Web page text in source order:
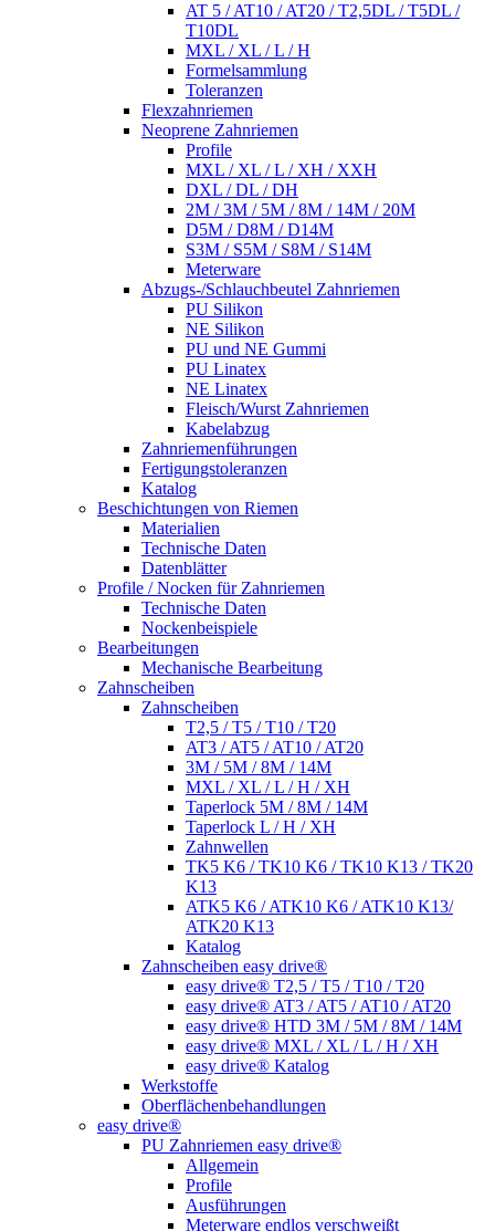
AT 5 / AT10 / AT20 / T2,5DL / T5DL /
T10DL
MXL / XL / L / H
Formelsammlung
Toleranzen
Flexzahnriemen
Neoprene Zahnriemen
Profile
MXL / XL / L / XH / XXH
DXL / DL / DH
2M / 3M / 5M / 8M / 14M / 20M
D5M / D8M / D14M
S3M / S5M / S8M / S14M
Meterware
Abzugs-/Schlauchbeutel Zahnriemen
PU Silikon
NE Silikon
PU und NE Gummi
PU Linatex
NE Linatex
Fleisch/Wurst Zahnriemen
Kabelabzug
Zahnriemenführungen
Fertigungstoleranzen
Katalog
Beschichtungen von Riemen
Materialien
Technische Daten
Datenblätter
Profile / Nocken für Zahnriemen
Technische Daten
Nockenbeispiele
Bearbeitungen
Mechanische Bearbeitung
Zahnscheiben
Zahnscheiben
T2,5 / T5 / T10 / T20
AT3 / AT5 / AT10 / AT20
3M / 5M / 8M / 14M
MXL / XL / L / H / XH
Taperlock 5M / 8M / 14M
Taperlock L / H / XH
Zahnwellen
TK5 K6 / TK10 K6 / TK10 K13 / TK20
K13
ATK5 K6 / ATK10 K6 / ATK10 K13/
ATK20 K13
Katalog
Zahnscheiben easy drive®
easy drive® T2,5 / T5 / T10 / T20
easy drive® AT3 / AT5 / AT10 / AT20
easy drive® HTD 3M / 5M / 8M / 14M
easy drive® MXL / XL / L / H / XH
easy drive® Katalog
Werkstoffe
Oberflächenbehandlungen
easy drive®
PU Zahnriemen easy drive®
Allgemein
Profile
Ausführungen
Meterware endlos verschweißt